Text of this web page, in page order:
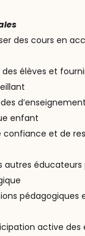
des cours en
des élèves et
enfant
confiance et de
autres éducateurs
pédagogiques
active des